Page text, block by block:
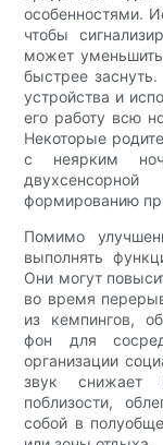
особенностями.
чтобы
может
быстрее
устройства и
его работу всю
Некоторые
с неярким
формированию
Помимо
выполнять
Они могут
во время
из кемпингов,
фон для
организации
звук снижает
поблизости,
собой в